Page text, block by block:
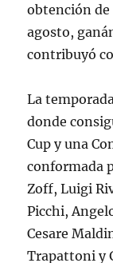
obtención de
agosto,
contribuyó
La
donde
Cup y una
conformada
Zoff, Luigi
Picchi,
Cesare
Trapattoni y